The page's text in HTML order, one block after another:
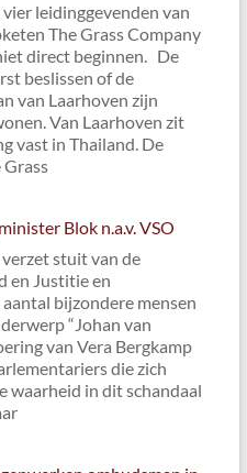
leidinggevenden van
The Grass Company
direct beginnen. De
beslissen of de
van Laarhoven zijn
Van Laarhoven zit
vast in Thailand. De
Blok n.a.v. VSO
stuit van de
en Justitie en
bijzondere mensen
“Johan van
van Vera Bergkamp
die zich
waarheid in dit schandaal